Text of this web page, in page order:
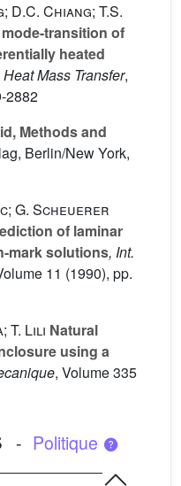
D.C. Chiang; T.S.
transition of
heated
Heat Mass Transfer,
2882
Methods and
Berlin/New York,
G. Scheuerer
of laminar
mark solutions, Int.
11 (1990), pp.
T. Lili Natural
using a
, Volume 335
- Politique